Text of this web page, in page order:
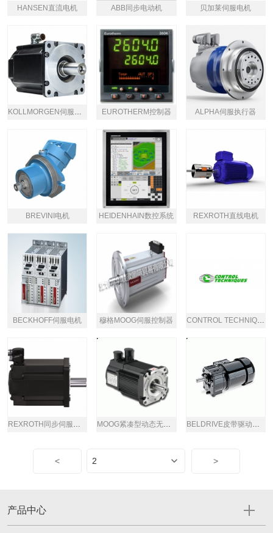
HANSEN直流电机 ABB同步电动机 贝加莱伺服电机
KOLLMORGEN伺服电机 EUROTHERM控制器 ALPHA伺服执行器
BREVINI电机 HEIDENHAIN数控系统 REXROTH直线电机
BECKHOFF伺服电机 穆格MOOG伺服控制器 CONTROL TECHNIQUES电机
REXROTH同步伺服电机MS2N系列 MOOG紧凑型动态无刷伺服电机 BELDRIVE皮带驱动电机
< >
产品中心